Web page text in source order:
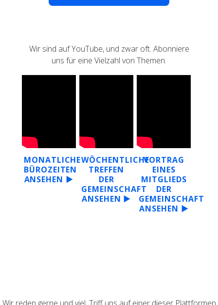
Wir sind auf YouTube, und zwar oft. Abonniere
uns für eine Vielzahl von Themen.
MONATLICHE
BÜROZEITEN
ANSEHEN ▶
WÖCHENTLICHE
TREFFEN
DER
GEMEINSCHAFT
ANSEHEN ▶
VORTRAG
EINES
MITGLIEDS
DER
GEMEINSCHAFT
ANSEHEN ▶